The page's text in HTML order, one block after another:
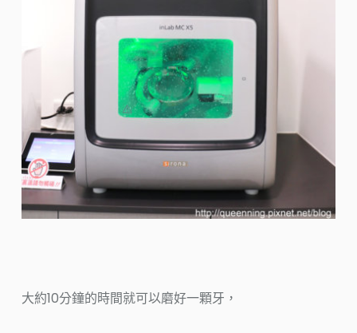
大約10分鐘的時間就可以磨好一顆牙，